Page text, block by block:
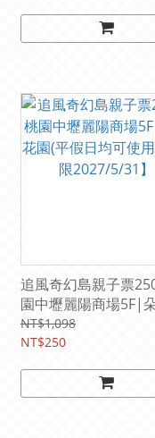
追風奇幻島親子票
園中壢麗陽商場5F|
園(平假日均可使用)
2027/5/31】
NT$1,098
NT$250